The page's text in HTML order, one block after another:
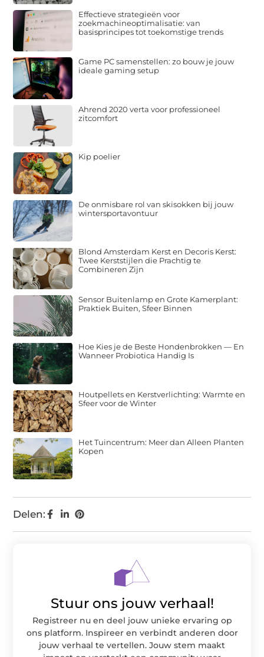
Delen:
Effectieve strategieën voor
zoekmachineoptimalisatie: van
basisprincipes tot toekomstige trends
Game PC samenstellen: zo bouw je jouw
ideale gaming setup
Ahrend 2020 verta voor professioneel
zitcomfort
Kip poelier
De onmisbare rol van skisokken bij jouw
wintersportavontuur
Blond Amsterdam Kerst en Decoris Kerst:
Twee Kerststijlen die Prachtig te
Combineren Zijn
Sensor Buitenlamp en Grote Kamerplant:
Praktiek Buiten, Sfeer Binnen
Hoe Kies je de Beste Hondenbrokken — En
Wanneer Probiotica Handig Is
Houtpellets en Kerstverlichting: Warmte en
Sfeer voor de Winter
Het Tuincentrum: Meer dan Alleen Planten
Kopen
Stuur ons jouw verhaal!
Registreer nu en deel jouw unieke ervaring op
ons platform. Inspireer en verbindt anderen door
jouw verhaal te vertellen. Jouw stem maakt